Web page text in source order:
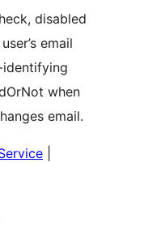
disabled
email
identifying
when
email.